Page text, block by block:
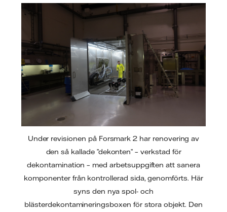
Under revisionen på Forsmark 2 har renovering av
den så kallade ”dekonten” – verkstad för
dekontamination – med arbetsuppgiften att sanera
komponenter från kontrollerad sida, genomförts. Här
syns den nya spol- och
blästerdekontamineringsboxen för stora objekt. Den